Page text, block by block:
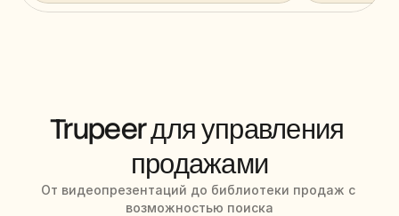
Trupeer для управления
продажами
От видеопрезентаций до библиотеки продаж с
возможностью поиска